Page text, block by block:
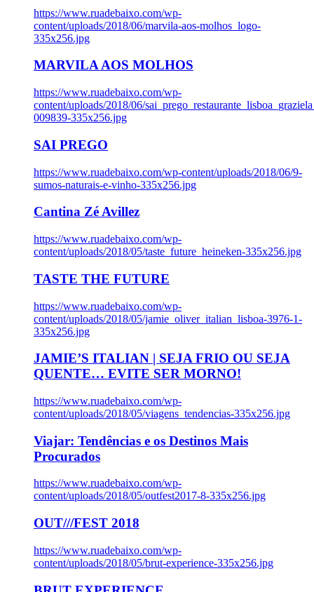
https://www.ruadebaixo.com/wp-
content/uploads/2018/06/marvila-aos-molhos_logo-
335x256.jpg
MARVILA AOS MOLHOS
https://www.ruadebaixo.com/wp-
content/uploads/2018/06/
009839-335x256.jpg
SAI PREGO
https://www.ruadebaixo.com/wp-content/uploads/2018/06/9-
sumos-naturais-e-vinho-335x256.jpg
Cantina Zé Avillez
https://www.ruadebaixo.com/wp-
content/uploads/2018/05/taste_future_heineken-335x256.jpg
TASTE THE FUTURE
https://www.ruadebaixo.com/wp-
content/uploads/2018/05/jamie_oliver_italian_lisboa-3976-1-
335x256.jpg
JAMIE’S ITALIAN | SEJA FRIO OU SEJA
QUENTE… EVITE SER MORNO!
https://www.ruadebaixo.com/wp-
content/uploads/2018/05/viagens_tendencias-335x256.jpg
Viajar: Tendências e os Destinos Mais
Procurados
https://www.ruadebaixo.com/wp-
content/uploads/2018/05/outfest2017-8-335x256.jpg
OUT///FEST 2018
https://www.ruadebaixo.com/wp-
content/uploads/2018/05/brut-experience-335x256.jpg